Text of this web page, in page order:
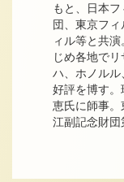
もと、日本
団、東京フ
ィル等と共
じめ各地で
ハ、ホノル
好評を博す
恵氏に師事。
江副記念財団